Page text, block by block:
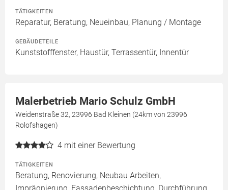
TÄTIGKEITEN
Reparatur, Beratung, Neueinbau, Planung / Montage
GEBÄUDETEILE
Kunststofffenster, Haustür, Terrassentür, Innentür
Malerbetrieb Mario Schulz GmbH
Weidenstraße 32, 23996 Bad Kleinen (24km von 23996
Rolofshagen)
4 mit einer Bewertung
TÄTIGKEITEN
Beratung, Renovierung, Neubau Arbeiten,